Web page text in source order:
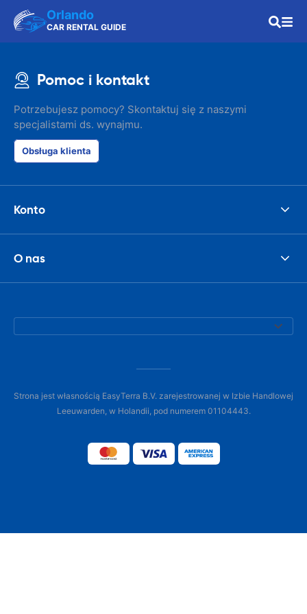
Orlando
CAR RENTAL GUIDE
Pomoc i kontakt
Potrzebujesz pomocy? Skontaktuj się z naszymi
specjalistami ds. wynajmu.
Obsługa klienta
Konto
O nas
Strona jest własnością EasyTerra B.V. zarejestrowanej w Izbie Handlowej
Leeuwarden, w Holandii, pod numerem 01104443.